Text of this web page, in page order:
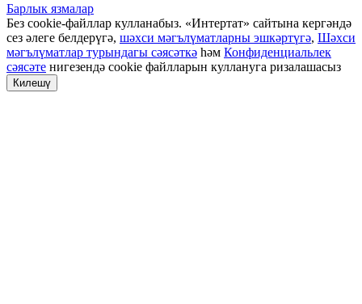
Барлык язмалар
Без cookie-файллар кулланабыз. «Интертат» сайтына кергәндә
сез әлеге белдерүгә, шәхси мәгълүматларны эшкәртүгә, Шәхси
мәгълүматлар турындагы сәясәткә һәм Конфиденциальлек
сәясәте нигезендә cookie файлларын куллануга ризалашасыз
Килешү